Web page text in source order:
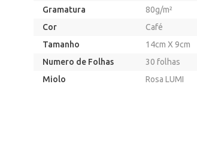
Gramatura
80g/m²
Cor
Café
Tamanho
14cm X 9cm
Numero de Folhas
30 folhas
Miolo
Rosa LUMI